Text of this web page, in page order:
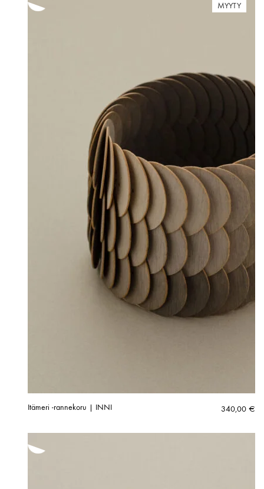
MYYTY
Itämeri -rannekoru | INNI 340,00 €